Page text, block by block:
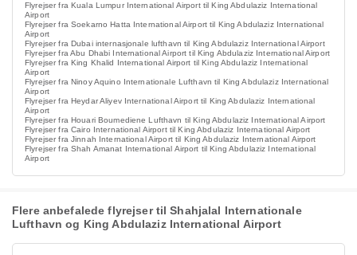
Flyrejser fra Kuala Lumpur International Airport til King Abdulaziz International
Airport
Flyrejser fra Soekarno Hatta International Airport til King Abdulaziz International
Airport
Flyrejser fra Dubai internasjonale lufthavn til King Abdulaziz International Airport
Flyrejser fra Abu Dhabi International Airport til King Abdulaziz International Airport
Flyrejser fra King Khalid International Airport til King Abdulaziz International
Airport
Flyrejser fra Ninoy Aquino Internationale Lufthavn til King Abdulaziz International
Airport
Flyrejser fra Heydar Aliyev International Airport til King Abdulaziz International
Airport
Flyrejser fra Houari Boumediene Lufthavn til King Abdulaziz International Airport
Flyrejser fra Cairo International Airport til King Abdulaziz International Airport
Flyrejser fra Jinnah International Airport til King Abdulaziz International Airport
Flyrejser fra Shah Amanat International Airport til King Abdulaziz International
Airport
Flere anbefalede flyrejser til Shahjalal Internationale
Lufthavn og King Abdulaziz International Airport